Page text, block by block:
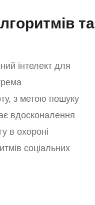
та
інтелект для
з метою пошуку
вдосконалення
в охороні
соціальних